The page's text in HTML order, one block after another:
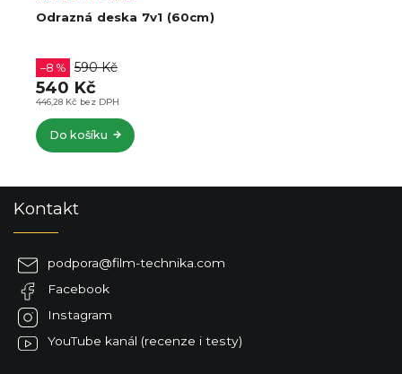
Odrazná deska 7v1 (60cm)
446,28 Kč bez DPH
–8 % 590 Kč
540 Kč
Do košíku
Kontakt
podpora@film-technika.com
Facebook
Instagram
YouTube kanál (recenze i testy)